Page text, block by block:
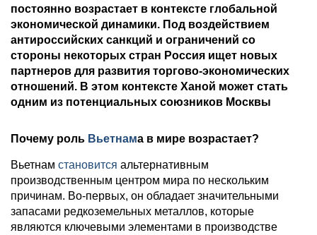
постоянно возрастает в контексте глобальной
экономической динамики. Под воздействием
антироссийских санкций и ограничений со
стороны некоторых стран Россия ищет новых
партнеров для развития торгово-экономических
отношений. В этом контексте Ханой может стать
одним из потенциальных союзников Москвы
Почему роль Вьетнама в мире возрастает?
Вьетнам становится альтернативным
производственным центром мира по нескольким
причинам. Во-первых, он обладает значительными
запасами редкоземельных металлов, которые
являются ключевыми элементами в производстве